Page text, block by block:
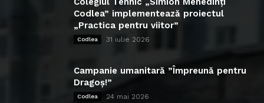
Codlea” implementează proiectul
„Practica pentru viitor”
Codlea 31 iulie 2026
Campanie umanitară ”Împreună pentru
Dragoș!”
Codlea 24 mai 2026